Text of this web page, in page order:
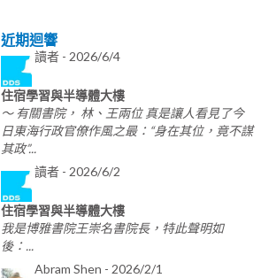
近期迴響
讀者 - 2026/6/4
住宿學習與半導體大樓
～ 有關書院， 林、王兩位 真是讓人看見了今
日東海行政官僚作風之最：“身在其位，竟不謀
其政”...
讀者 - 2026/6/2
住宿學習與半導體大樓
我是博雅書院王崇名書院長，特此聲明如
後：...
Abram Shen - 2026/2/1